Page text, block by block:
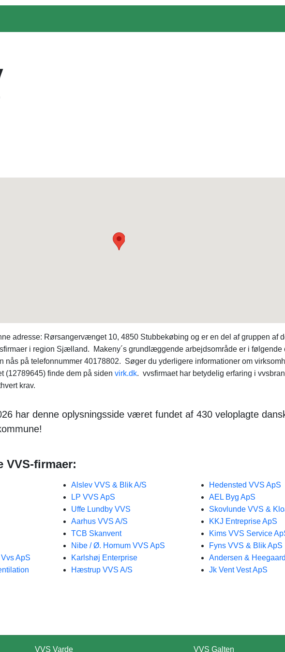
adresse: Rørsangervænget 10, 4850 Stubbekøbing og er en del af gruppen af
i region Sjælland. Makeny´s grundlæggende arbejdsområde er i følgende
nås på telefonnummer 40178802. Søger du yderligere informationer om
(12789645) finde dem på siden virk.dk. vvsfirmaet har betydelig erfaring i
krav.
har denne oplysningsside været fundet af 430 veloplagte
VVS-firmaer:
ApS
Alslev VVS & Blik A/S
LP VVS ApS
Uffe Lundby VVS
Aarhus VVS A/S
TCB Skanvent
Nibe / Ø. Hornum VVS ApS
Karlshøj Enterprise
Hæstrup VVS A/S
Hedensted VVS ApS
AEL Byg ApS
Skovlunde VVS &
KKJ Entreprise ApS
Kims VVS Service
Fyns VVS & Blik ApS
Andersen &
Jk Vent Vest ApS
VVS Varde VVS Galten